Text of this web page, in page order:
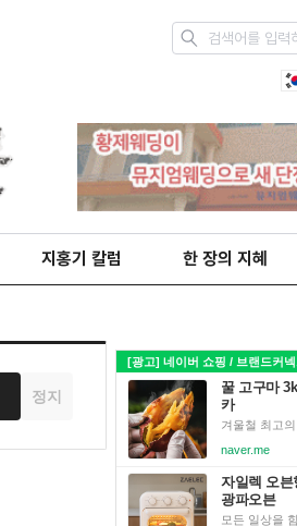
지홍기 칼럼 한 장의 지혜
정지